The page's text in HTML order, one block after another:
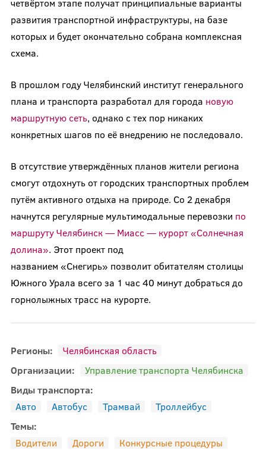
четвёртом этапе получат принципиальные варианты
развития транспортной инфраструктуры, на базе
которых и будет окончательно собрана комплексная
схема.
В прошлом году Челябинский институт генерального
плана и транспорта разработал для города новую
маршрутную сеть, однако с тех пор никаких
конкретных шагов по её внедрению не последовало.
В отсутствие утверждённых планов жители региона
смогут отдохнуть от городских транспортных проблем
путём активного отдыха на природе. Cо 2 декабря
начнутся регулярные мультимодальные перевозки по
маршруту Челябинск — Миасс — курорт «Солнечная
долина». Этот проект под
названием «Снегирь» позволит обитателям столицы
Южного Урала всего за 1 час 40 минут добраться до
горнолыжных трасс на курорте.
Регионы:
Челябинская область
Организации:
Управление транспорта Челябинска
Виды транспорта:
Авто
Автобус Трамвай
Троллейбус
Темы:
Водители
Дороги
Конкурсные процедуры